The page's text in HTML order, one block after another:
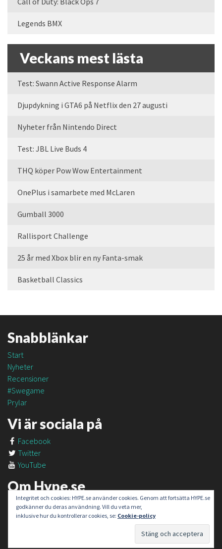
Legends BMX
Veckans mest lästa
Test: Swann Active Response Alarm
Djupdykning i GTA6 på Netflix den 27 augusti
Nyheter från Nintendo Direct
Test: JBL Live Buds 4
THQ köper Pow Wow Entertainment
OnePlus i samarbete med McLaren
Gumball 3000
Rallisport Challenge
25 år med Xbox blir en ny Fanta-smak
Basketball Classics
Snabblänkar
Start
Nyheter
Recensioner
#Swegame
Prylar
Vi är sociala på
Facebook
Twitter
YouTube
Om Hype.se
Om oss
Om #SweGame
Integritet och cookies: HYPE.se använder cookies. Genom att fortsätta HYPE.se
godkänner du deras användning. Vill du veta mer,
inklusive hur du kontrollerar cookies, se: Cookie-policy